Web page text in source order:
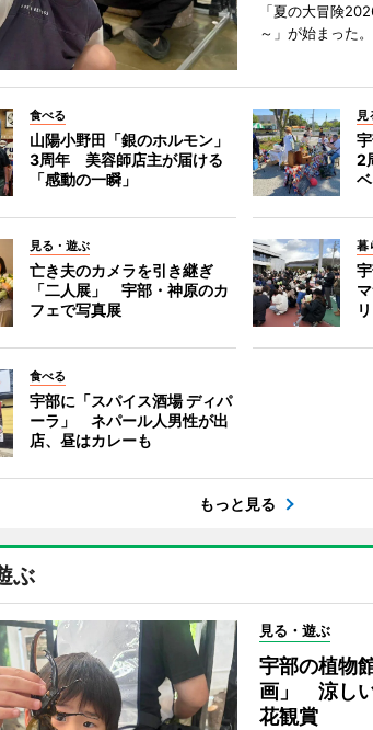
「夏の大冒険
～」が始まった。
食べる
山陽小野田「銀のホルモン」
3周年 美容師店主が届ける
「感動の一瞬」
見
2
見る・遊ぶ
亡き夫のカメラを引き継ぎ
「二人展」 宇部・神原のカ
フェで写真展
暮
食べる
宇部に「スパイス酒場 ディパ
ーラ」 ネパール人男性が出
店、昼はカレーも
もっと見る
ぶ
見る・遊ぶ
宇部の植物
画」 涼し
花観賞